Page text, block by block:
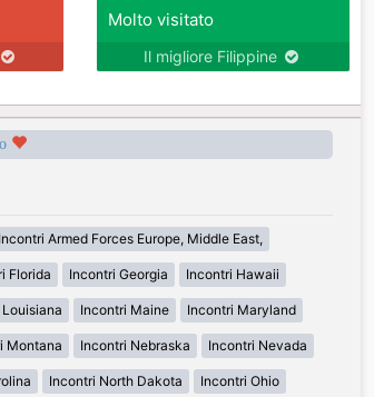
Molto visitato
Il migliore Filippine
Incontri Armed Forces Europe, Middle East,
Florida Incontri Georgia Incontri Hawaii
Incontri Maine Incontri Maryland
Montana Incontri Nebraska Incontri Nevada
Incontri North Dakota Incontri Ohio